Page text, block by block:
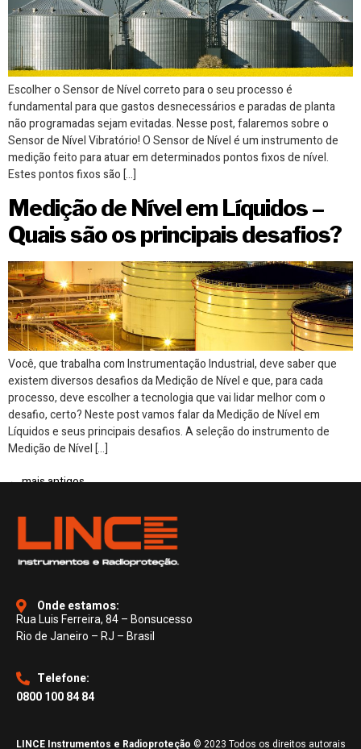
Escolher o Sensor de Nível correto para o seu processo é
fundamental para que gastos desnecessários e paradas de planta
não programadas sejam evitadas. Nesse post, falaremos sobre o
Sensor de Nível Vibratório! O Sensor de Nível é um instrumento de
medição feito para atuar em determinados pontos fixos de nível.
Estes pontos fixos são […]
Medição de Nível em Líquidos –
Quais são os principais desafios?
Você, que trabalha com Instrumentação Industrial, deve saber que
existem diversos desafios da Medição de Nível e que, para cada
processo, deve escolher a tecnologia que vai lidar melhor com o
desafio, certo? Neste post vamos falar da Medição de Nível em
Líquidos e seus principais desafios. A seleção do instrumento de
Medição de Nível […]
←mais antigos
Onde estamos:
Rua Luis Ferreira, 84 – Bonsucesso
Rio de Janeiro – RJ – Brasil
Telefone:
0800 100 84 84
LINCE Instrumentos e Radioproteção © 2023 Todos os direitos autorais